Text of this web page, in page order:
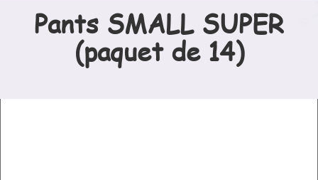
Pants SMALL SUPER
(paquet de 14)